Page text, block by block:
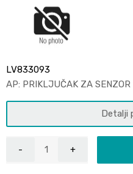
LV833093
AP: PRIKLJUČAK ZA
Detalji